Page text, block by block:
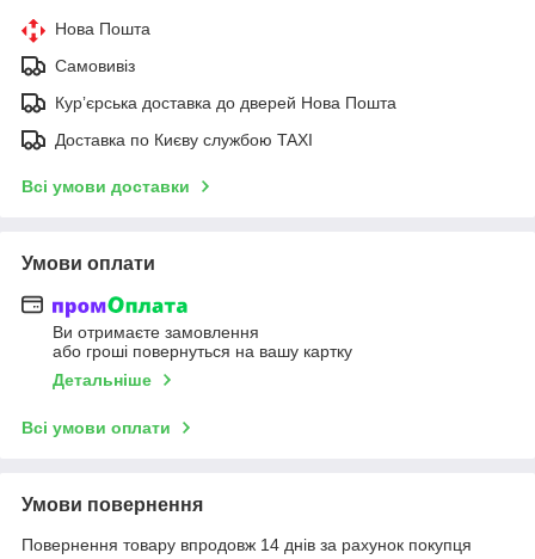
Нова Пошта
Самовивіз
Курʼєрська доставка до дверей Нова Пошта
Доставка по Києву службою TAXI
Всі умови доставки
Умови оплати
Ви отримаєте замовлення
або гроші повернуться на вашу картку
Детальніше
Всі умови оплати
Умови повернення
Повернення товару впродовж 14 днів за рахунок покупця